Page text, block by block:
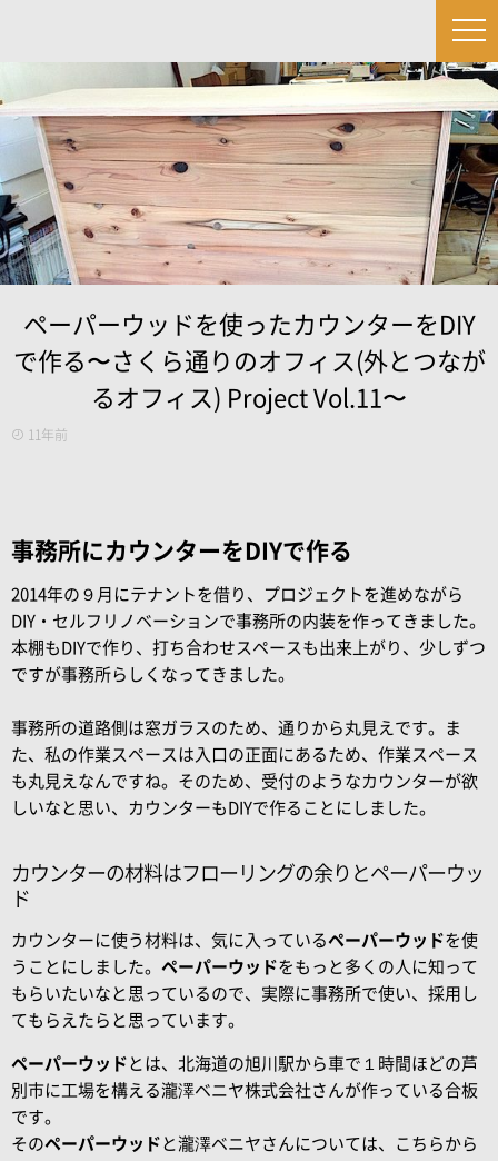
ペーパーウッドを使ったカウンターをDIY
で作る〜さくら通りのオフィス(外とつなが
るオフィス) Project Vol.11〜
11年前
事務所にカウンターをDIYで作る
2014年の９月にテナントを借り、プロジェクトを進めながら
DIY・セルフリノベーションで事務所の内装を作ってきました。
本棚もDIYで作り、打ち合わせスペースも出来上がり、少しずつ
ですが事務所らしくなってきました。
事務所の道路側は窓ガラスのため、通りから丸見えです。ま
た、私の作業スペースは入口の正面にあるため、作業スペース
も丸見えなんですね。そのため、受付のようなカウンターが欲
しいなと思い、カウンターもDIYで作ることにしました。
カウンターの材料はフローリングの余りとペーパーウッ
ド
カウンターに使う材料は、気に入っているペーパーウッドを使
うことにしました。 ペーパーウッドをもっと多くの人に知って
もらいたいなと思っているので、実際に事務所で使い、採用し
てもらえたらと思っています。
ペーパーウッド とは、北海道の旭川駅から車で１時間ほどの芦
別市に工場を構える瀧澤ベニヤ株式会社さんが作っている合板
です。
そのペーパーウッド と瀧澤ベニヤさんについては、こちらから